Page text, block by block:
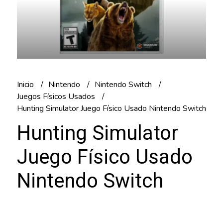
Inicio Nintendo
Nintendo Switch
Juegos Físicos Usados
Hunting Simulator Juego Físico Usado Nintendo Switch
Hunting Simulator
Juego Físico Usado
Nintendo Switch